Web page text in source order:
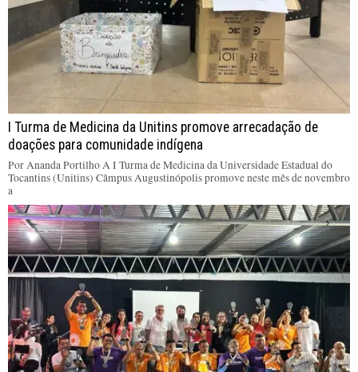
I Turma de Medicina da Unitins promove arrecadação de
doações para comunidade indígena
Por Ananda Portilho A I Turma de Medicina da Universidade Estadual do
Tocantins (Unitins) Câmpus Augustinópolis promove neste mês de novembro
a